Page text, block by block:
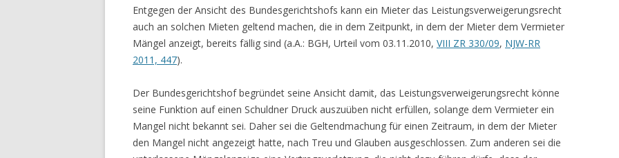
Entgegen der Ansicht des Bundesgerichtshofs kann ein Mieter das Leistungsverweigerungsrecht
auch an solchen Mieten geltend machen, die in dem Zeitpunkt, in dem der Mieter dem Vermieter
Mängel anzeigt, bereits fällig sind (a.A.: BGH, Urteil vom 03.11.2010, VIII ZR 330/09, NJW-RR
2011, 447).
Der Bundesgerichtshof begründet seine Ansicht damit, das Leistungsverweigerungsrecht könne
seine Funktion auf einen Schuldner Druck auszuüben nicht erfüllen, solange dem Vermieter ein
Mangel nicht bekannt sei. Daher sei die Geltendmachung für einen Zeitraum, in dem der Mieter
den Mangel nicht angezeigt hatte, nach Treu und Glauben ausgeschlossen. Zum anderen sei die